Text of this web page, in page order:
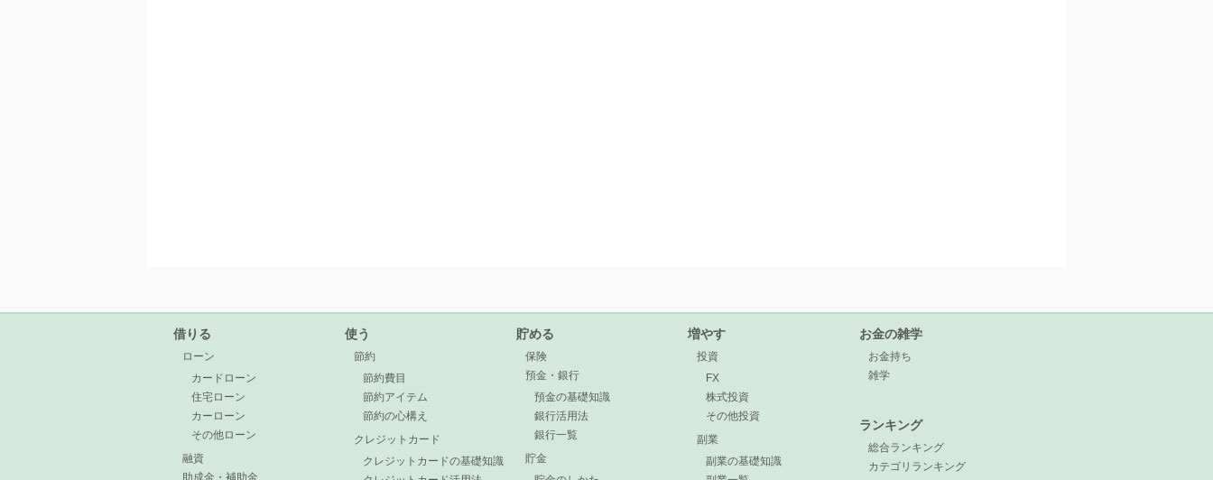
借りる
ローン
カードローン
住宅ローン
カーローン
その他ローン
融資
助成金・補助金
使う
節約
節約費目
節約アイテム
節約の心構え
クレジットカード
クレジットカードの基礎知識
貯める
保険
預金・銀行
預金の基礎知識
銀行活用法
銀行一覧
貯金
増やす
投資
FX
株式投資
その他投資
副業
副業の基礎知識
お金の雑学
お金持ち
雑学
ランキング
総合ランキング
カテゴリランキング